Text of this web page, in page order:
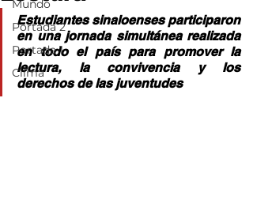
Mundo
Portada 2
Portada 1
Clima
Estudiantes sinaloenses participaron
en una jornada simultánea realizada
en todo el país para promover la
lectura, la convivencia y los
derechos de las juventudes